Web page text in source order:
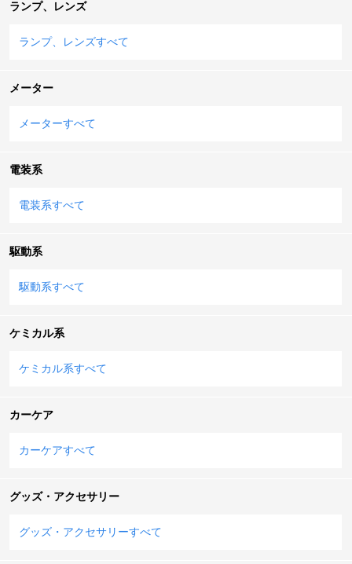
ランプ、レンズ
ランプ、レンズすべて
メーター
メーターすべて
電装系
電装系すべて
駆動系
駆動系すべて
ケミカル系
ケミカル系すべて
カーケア
カーケアすべて
グッズ・アクセサリー
グッズ・アクセサリーすべて